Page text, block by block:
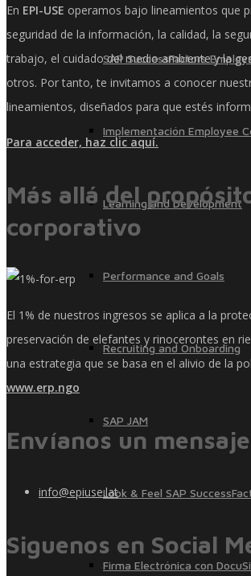
SAP SuccessFactors
Implementación Employee
Learning and Development
Performance and Goals
Recruiting and Onboarding
SAP JAM
Look & Feel SAP
Firma Electrónica con
En EPI-USE operamos bajo lineamientos que
seguridad de la información, la calidad, la
trabajo, el cuidado del medio ambiente y la
otros. Por tanto, te invitamos a conocer
lineamientos, diseñados para que estés
Para acceder, haz clic aquí.
Más allá del
corporativo
El 1% de nuestros ingresos se aplica a la
preservación de elefantes y rinocerontes en
una estrategia que se basa en el alivio de la
www.erp.ngo
Envíanos un mensaje
info@epiuse.lat
Siguenos en Social